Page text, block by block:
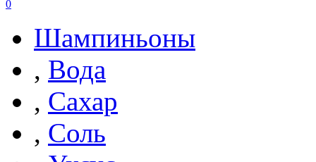
0
Шампиньоны
, Вода
, Сахар
, Соль